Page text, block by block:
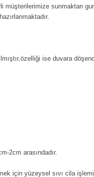
müşterilerimize sunmaktan
ise duvara
2cm arasındadır.
için yüzeysel sıvı cila